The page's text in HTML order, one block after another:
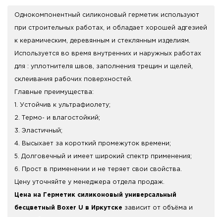
Однокомпонентный силиконовый герметик используют
при строительных работах, и обладает хорошей адгезией
к керамическим, деревянным и стеклянным изделиям.
Используется во время внутренних и наружных работах
для : уплотнителя швов, заполнения трещин и щелей,
склеивания рабочих поверхностей.
Главные преимущества:
1. Устойчив к ультрафиолету;
2. Термо- и влагостойкий;
3. Эластичный;
4. Высыхает за короткий промежуток времени;
5. Долговечный и имеет широкий спектр применения;
6. Прост в применении и не теряет свои свойства.
Цену уточняйте у менеджера отдела продаж.
Цена на Герметик силиконовый универсальный
бесцветный Boxer U в Иркутске зависит от объёма и